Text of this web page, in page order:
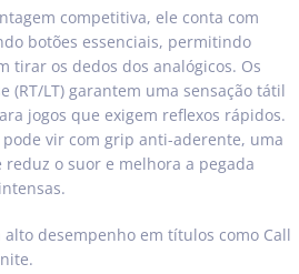
competitiva, ele conta com
botões essenciais, permitindo
tirar os dedos dos analógicos. Os
(RT/LT) garantem uma sensação tátil
jogos que exigem reflexos rápidos.
vir com grip anti-aderente, uma
o suor e melhora a pegada
desempenho em títulos como Call